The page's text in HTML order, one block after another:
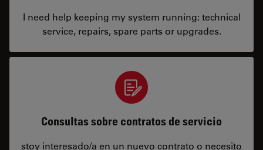
I need help keeping my system running: technical
service, repairs, spare parts or upgrades.
Consultas sobre contratos de servicio
stoy interesado/a en un nuevo contrato o necesito